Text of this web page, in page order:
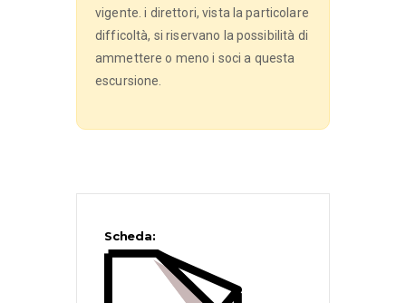
vigente. i direttori, vista la particolare
difficoltà, si riservano la possibilità di
ammettere o meno i soci a questa
escursione.
Scheda: